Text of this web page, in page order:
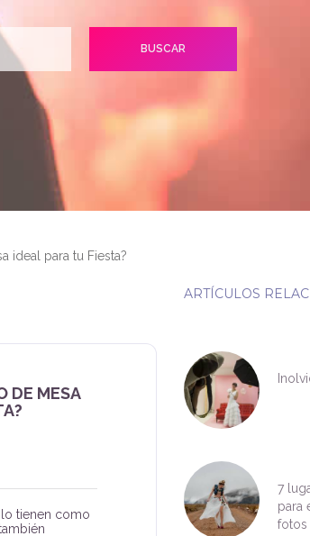
ideal para tu Fiesta?
DE MESA
tienen como
ARTÍCULOS
7
para
fotos